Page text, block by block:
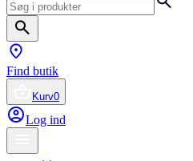
Find butik
Kurv0
Log ind